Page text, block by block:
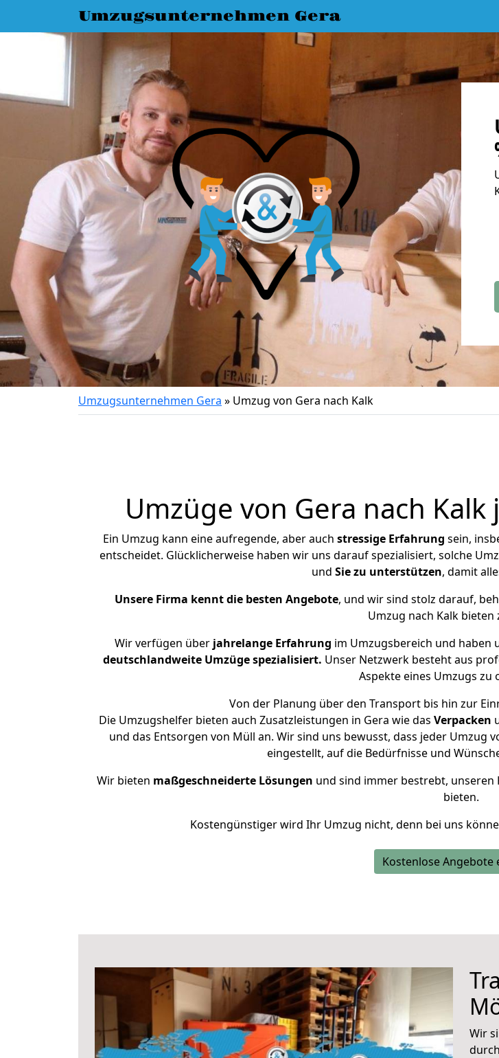
Umzugsunternehmen Gera
Umzugsunternehmen Gera » Umzug von Gera nach Kalk
Umzüge von Gera nach
Ein Umzug kann eine aufregende, aber auch stressige Erfahrung sein,
entscheidet. Glücklicherweise haben wir uns darauf spezialisiert, solche
und Sie zu unterstützen, damit
Unsere Firma kennt die besten Angebote, und wir sind stolz darauf,
Umzug nach Kalk bieten
Wir verfügen über jahrelange Erfahrung im Umzugsbereich und haben
deutschlandweite Umzüge spezialisiert. Unser Netzwerk besteht aus
Aspekte eines Umzugs zu
Von der Planung über den Transport bis hin zur
Die Umzugshelfer bieten auch Zusatzleistungen in Gera wie das Verpacken
und das Entsorgen von Müll an. Wir sind uns bewusst, dass jeder Umzug
eingestellt, auf die Bedürfnisse und
Wir bieten maßgeschneiderte Lösungen und sind immer bestrebt, unseren
bieten.
Kostengünstiger wird Ihr Umzug nicht, denn bei uns
Kostenlose Angebote
Wir